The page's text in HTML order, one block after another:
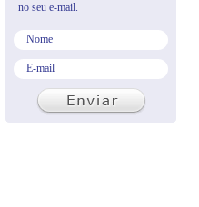
no seu e-mail.